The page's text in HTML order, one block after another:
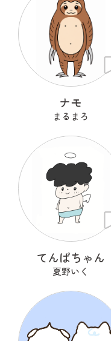
ナモ
まるまろ
てんぱちゃん
夏野いく